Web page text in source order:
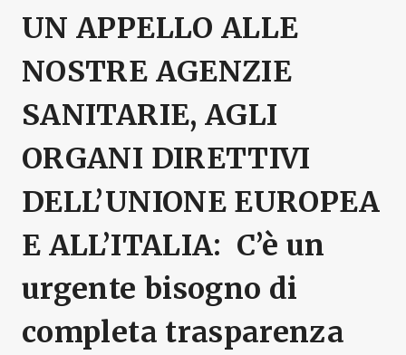
UN APPELLO ALLE
NOSTRE AGENZIE
SANITARIE, AGLI
ORGANI DIRETTIVI
DELL’UNIONE EUROPEA
E ALL’ITALIA: C’è un
urgente bisogno di
completa trasparenza